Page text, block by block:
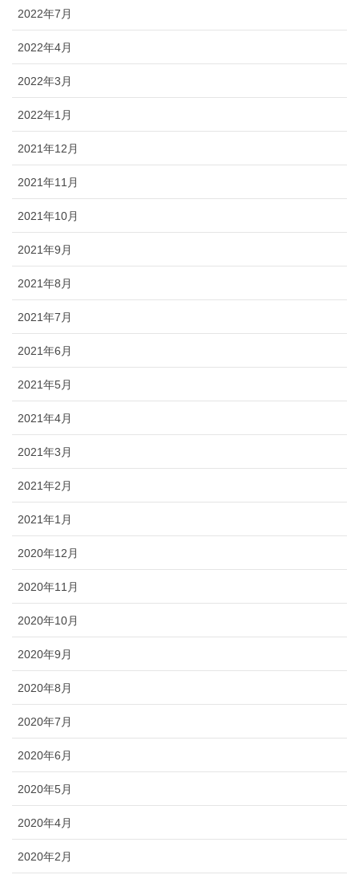
2022年7月
2022年4月
2022年3月
2022年1月
2021年12月
2021年11月
2021年10月
2021年9月
2021年8月
2021年7月
2021年6月
2021年5月
2021年4月
2021年3月
2021年2月
2021年1月
2020年12月
2020年11月
2020年10月
2020年9月
2020年8月
2020年7月
2020年6月
2020年5月
2020年4月
2020年2月